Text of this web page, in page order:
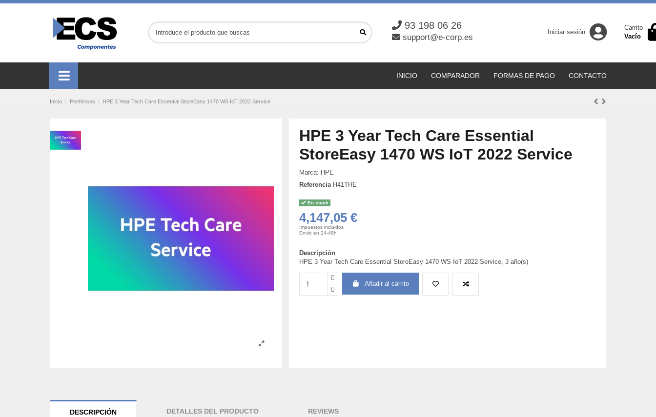
93 198 06 26
support@e-corp.es
Iniciar sesión
Carrito
Vacío
CONTACTO
FORMAS DE PAGO
COMPARADOR
INICIO
Inicio Periféricos HPE 3 Year Tech Care Essential StoreEasy 1470 WS IoT 2022 Service
HPE 3 Year Tech Care Essential
StoreEasy 1470 WS IoT 2022 Service
Marca: HPE
Referencia H41THE
En stock
4,147,05 €
Impuestos incluidos
Envio en 24-48h
Descripción
HPE 3 Year Tech Care Essential StoreEasy 1470 WS IoT 2022 Service, 3 año(s)
Añadir al carrito
DESCRIPCIÓN DETALLES DEL PRODUCTO REVIEWS